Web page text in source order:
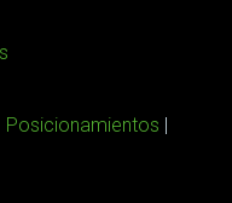
Posicionamientos